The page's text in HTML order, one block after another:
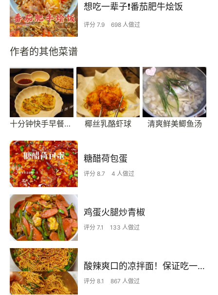
想吃一辈子❗️番茄肥牛烩饭
评分 7.9 698 人做过
作者的其他菜谱
十分钟快手早餐薄饼 椰丝乳酪虾球 清爽鲜美鲫鱼汤
糖醋荷包蛋
评分 8.7 4 人做过
鸡蛋火腿炒青椒
评分 7.1 133 人做过
酸辣爽口的凉拌面！保证吃一次就上瘾
评分 8.1 867 人做过